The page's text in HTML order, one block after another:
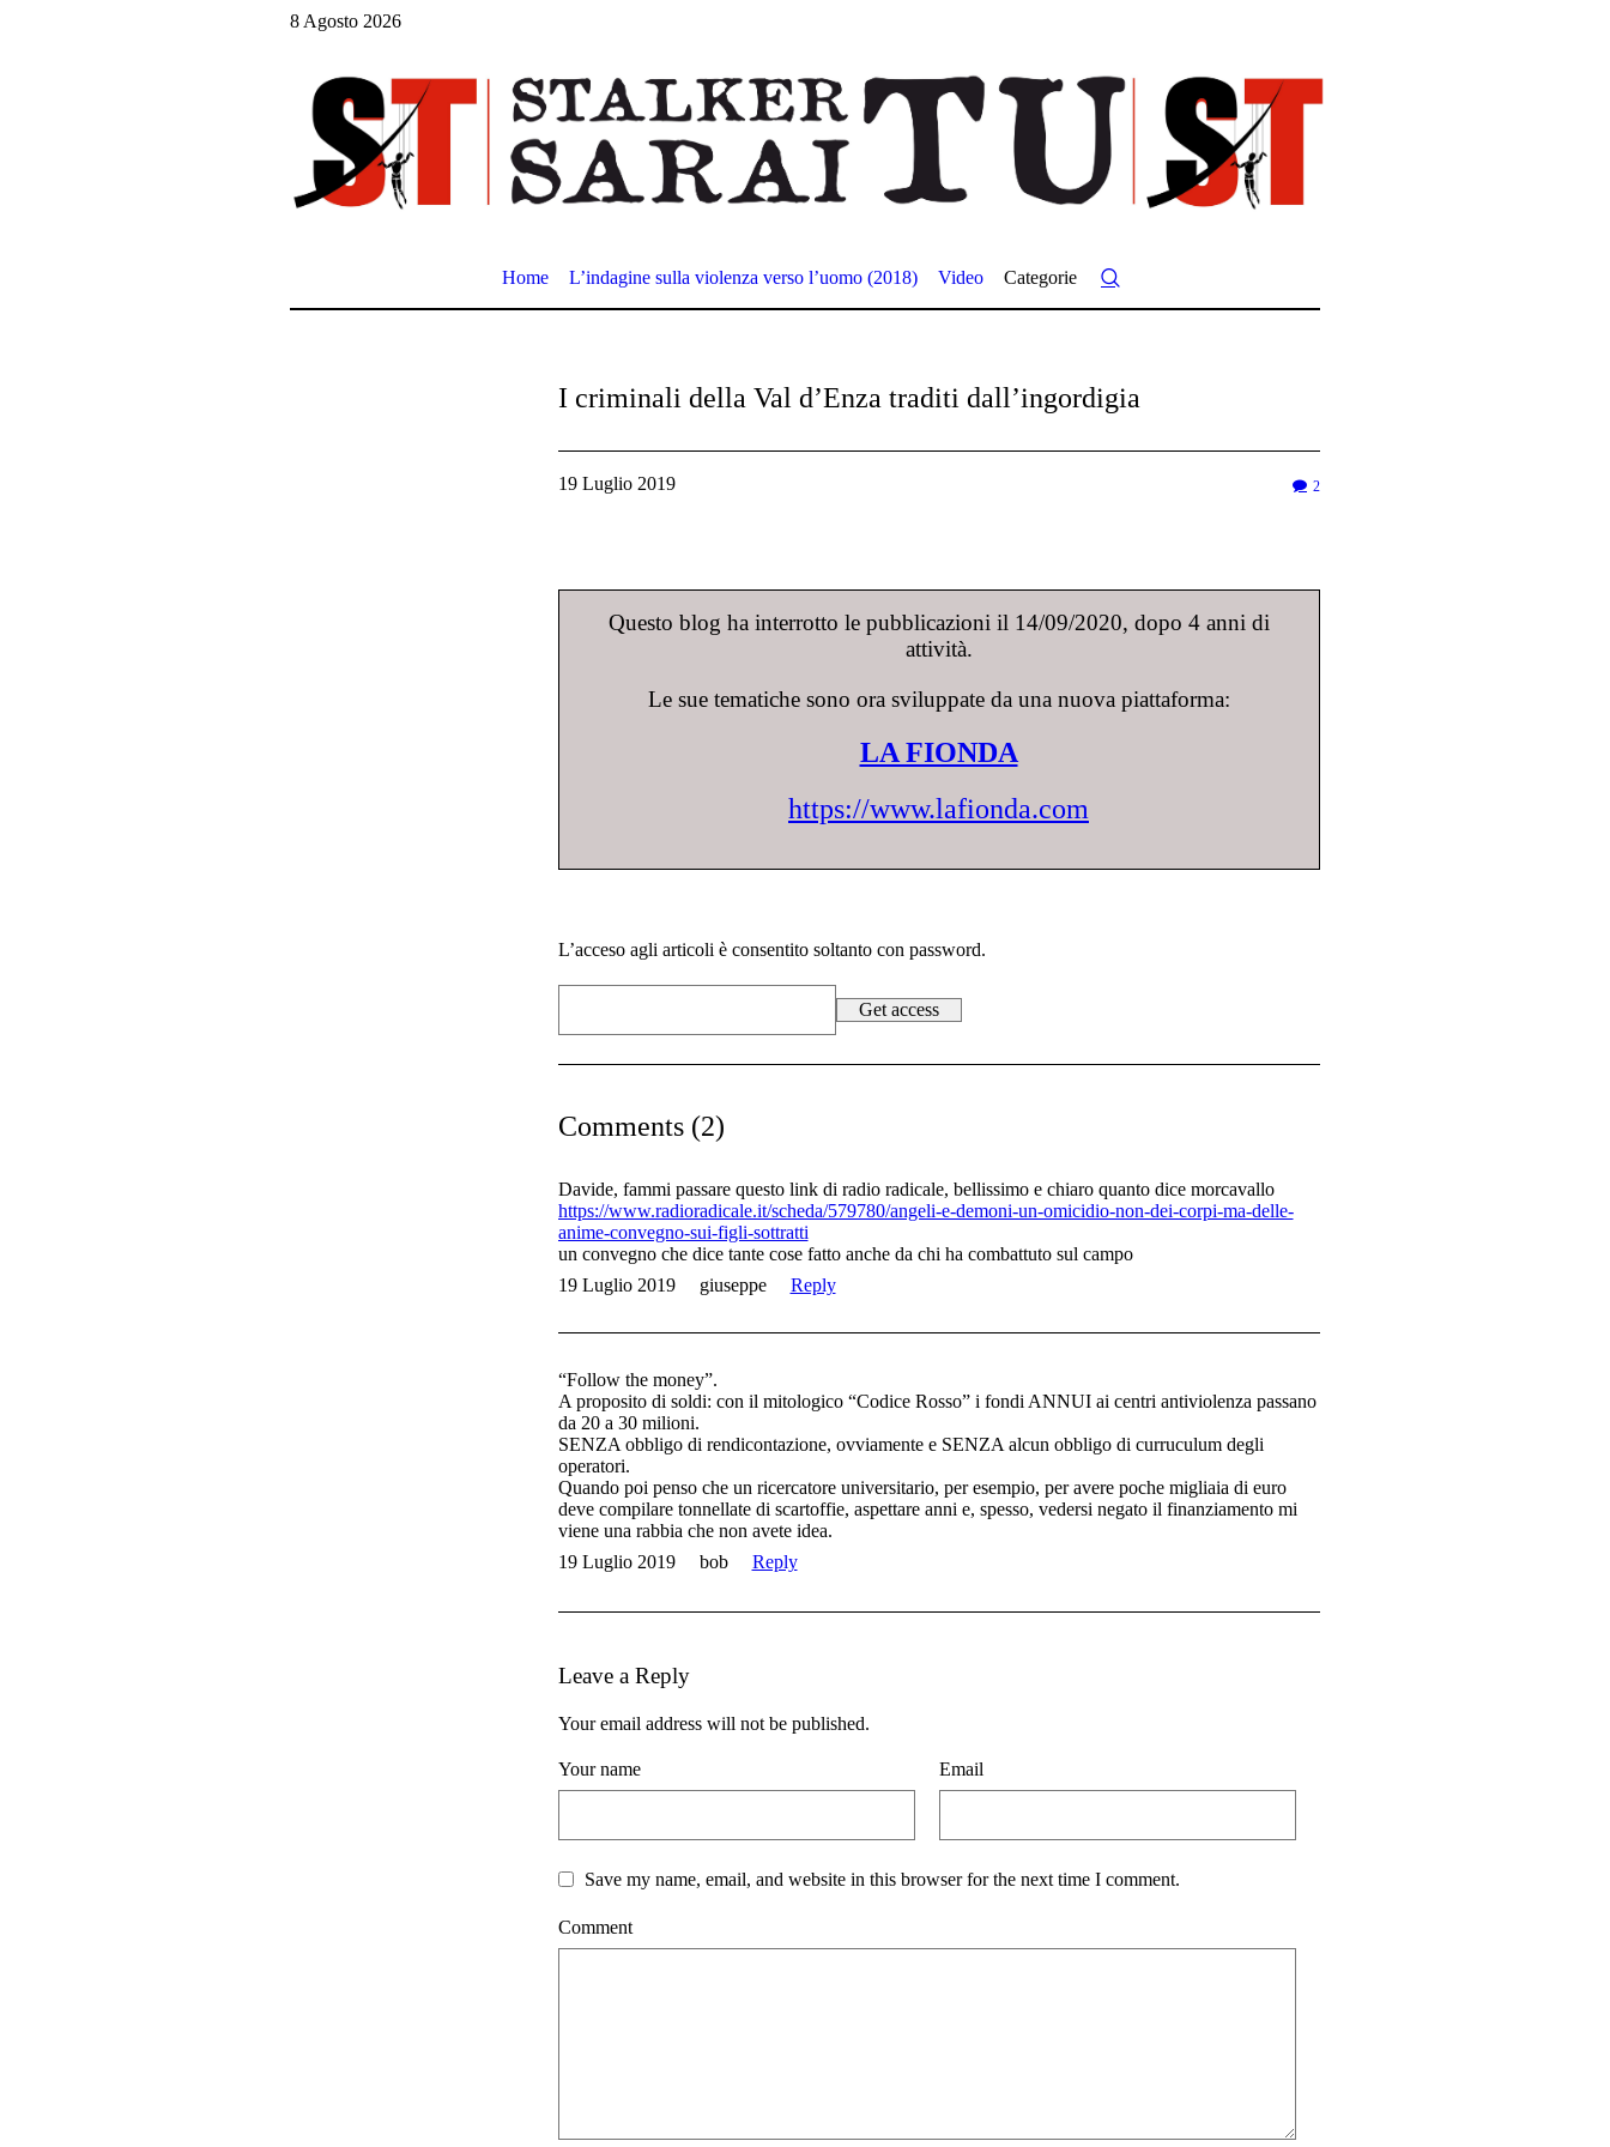
8 Agosto 2026
Home L’indagine sulla violenza verso l’uomo (2018) Video Categorie
I criminali della Val d’Enza traditi dall’ingordigia
19 Luglio 2019 2
Questo blog ha interrotto le pubblicazioni il 14/09/2020, dopo 4 anni di
attività.
Le sue tematiche sono ora sviluppate da una nuova piattaforma:
LA FIONDA
https://www.lafionda.com
L’acceso agli articoli è consentito soltanto con password.
Comments (2)
Davide, fammi passare questo link di radio radicale, bellissimo e chiaro quanto dice morcavallo
https://www.radioradicale.it/scheda/579780/angeli-e-demoni-un-omicidio-non-dei-corpi-ma-delle-
anime-convegno-sui-figli-sottratti
un convegno che dice tante cose fatto anche da chi ha combattuto sul campo
19 Luglio 2019
giuseppe Reply
“Follow the money”.
A proposito di soldi: con il mitologico “Codice Rosso” i fondi ANNUI ai centri antiviolenza passano
da 20 a 30 milioni.
SENZA obbligo di rendicontazione, ovviamente e SENZA alcun obbligo di curruculum degli
operatori.
Quando poi penso che un ricercatore universitario, per esempio, per avere poche migliaia di euro
deve compilare tonnellate di scartoffie, aspettare anni e, spesso, vedersi negato il finanziamento mi
viene una rabbia che non avete idea.
19 Luglio 2019
bob Reply
Leave a Reply
Your email address will not be published.
Your name Email
Save my name, email, and website in this browser for the next time I comment.
Comment